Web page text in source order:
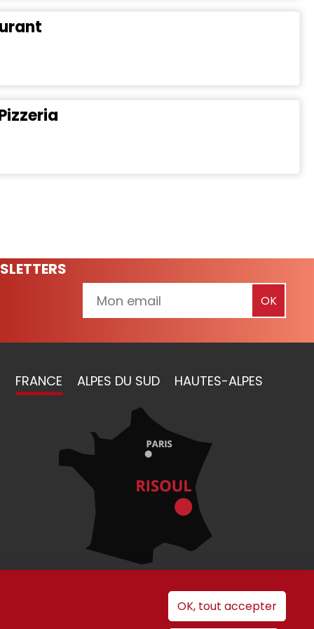
FRANCE ALPES DU SUD HAUTES-ALPES
OK, tout accepter